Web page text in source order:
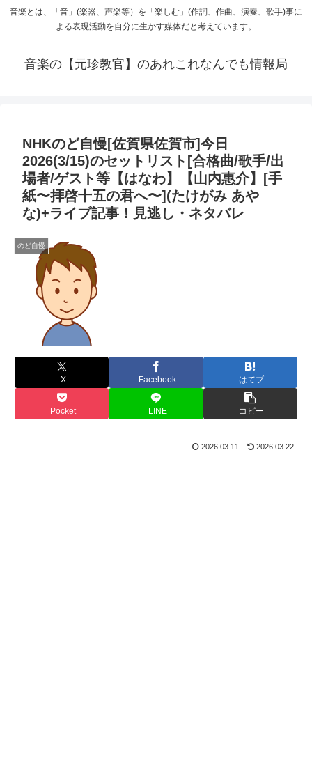
音楽とは、「音」(楽器、声楽等）を「楽しむ」(作詞、作曲、演奏、歌手)事に
よる表現活動を自分に生かす媒体だと考えています。
音楽の【元珍教官】のあれこれなんでも情報局
NHKのど自慢[佐賀県佐賀市]今日
2026(3/15)のセットリスト[合格曲/歌手/出
場者/ゲスト等【はなわ】【山内惠介】[手
紙〜拝啓十五の君へ〜](たけがみ あや
な)+ライブ記事！見逃し・ネタバレ
のど自慢
X Facebook はてブ
Pocket LINE コピー
2026.03.11 2026.03.22